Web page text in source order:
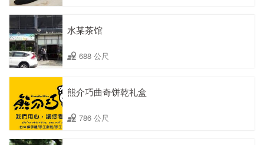
水某茶馆
688 公尺
熊介巧曲奇饼乾礼盒
786 公尺